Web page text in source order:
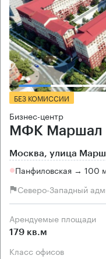
БЕЗ КОМИССИИ
Бизнес-центр
МФК Маршал
Москва, улица
Панфиловская → 100
Северо-Западный
Арендуемые площади
179 кв.м
Класс офисов